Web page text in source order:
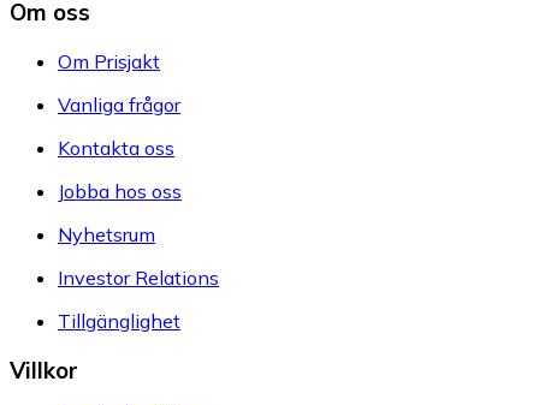
Om oss
Om Prisjakt
Vanliga frågor
Kontakta oss
Jobba hos oss
Nyhetsrum
Investor Relations
Tillgänglighet
Villkor